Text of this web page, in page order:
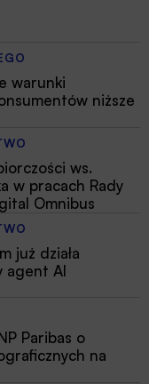
mobilnych i
FPB.
warunki
niższe
ws.
w pracach Rady
Omnibus
już działa
agent AI
Paribas o
na